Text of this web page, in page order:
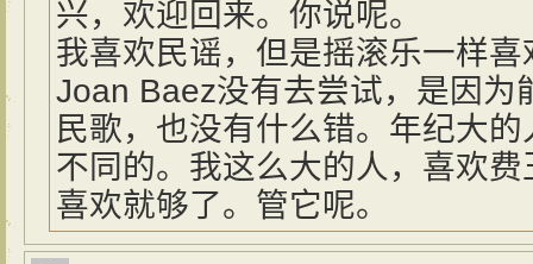
兴，欢迎回来。你说呢。
我喜欢民谣，但是摇滚乐一样
Joan Baez没有去尝试，是因为
民歌，也没有什么错。年纪大
不同的。我这么大的人，喜欢
喜欢就够了。管它呢。